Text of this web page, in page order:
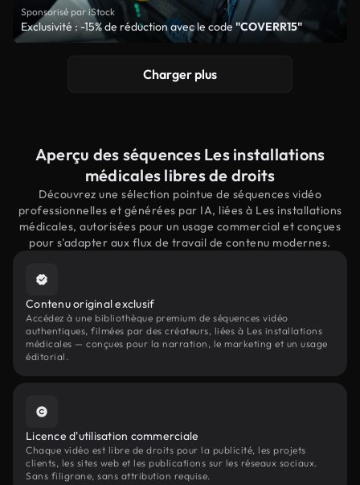
Sponsorisé par iStock
Exclusivité : -15% de réduction avec le code "COVERR15"
Charger plus
Aperçu des séquences Les installations
médicales libres de droits
Découvrez une sélection pointue de séquences vidéo
professionnelles et générées par IA, liées à Les installations
médicales, autorisées pour un usage commercial et conçues
pour s'adapter aux flux de travail de contenu modernes.
Contenu original exclusif
Accédez à une bibliothèque premium de séquences vidéo
authentiques, filmées par des créateurs, liées à Les installations
médicales — conçues pour la narration, le marketing et un usage
éditorial.
Licence d'utilisation commerciale
Chaque vidéo est libre de droits pour la publicité, les projets
clients, les sites web et les publications sur les réseaux sociaux.
Sans filigrane, sans attribution requise.